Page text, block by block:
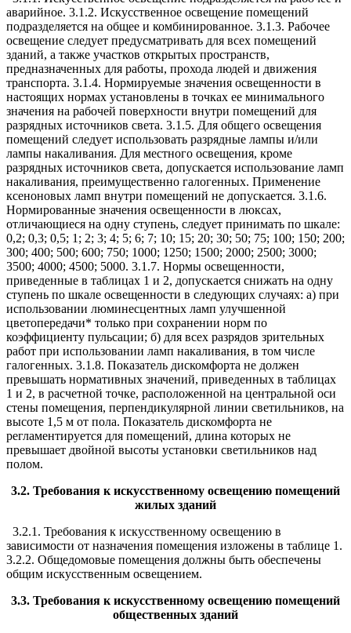
аварийное. 3.1.2. Искусственное освещение помещений
подразделяется на общее и комбинированное. 3.1.3. Рабочее
освещение следует предусматривать для всех помещений
зданий, а также участков открытых пространств,
предназначенных для работы, прохода людей и движения
транспорта. 3.1.4. Нормируемые значения освещенности в
настоящих нормах установлены в точках ее минимального
значения на рабочей поверхности внутри помещений для
разрядных источников света. 3.1.5. Для общего освещения
помещений следует использовать разрядные лампы и/или
лампы накаливания. Для местного освещения, кроме
разрядных источников света, допускается использование ламп
накаливания, преимущественно галогенных. Применение
ксеноновых ламп внутри помещений не допускается. 3.1.6.
Нормированные значения освещенности в люксах,
отличающиеся на одну ступень, следует принимать по шкале:
0,2; 0,3; 0,5; 1; 2; 3; 4; 5; 6; 7; 10; 15; 20; 30; 50; 75; 100; 150; 200;
300; 400; 500; 600; 750; 1000; 1250; 1500; 2000; 2500; 3000;
3500; 4000; 4500; 5000. 3.1.7. Нормы освещенности,
приведенные в таблицах 1 и 2, допускается снижать на одну
ступень по шкале освещенности в следующих случаях: а) при
использовании люминесцентных ламп улучшенной
цветопередачи* только при сохранении норм по
коэффициенту пульсации; б) для всех разрядов зрительных
работ при использовании ламп накаливания, в том числе
галогенных. 3.1.8. Показатель дискомфорта не должен
превышать нормативных значений, приведенных в таблицах
1 и 2, в расчетной точке, расположенной на центральной оси
стены помещения, перпендикулярной линии светильников, на
высоте 1,5 м от пола. Показатель дискомфорта не
регламентируется для помещений, длина которых не
превышает двойной высоты установки светильников над
полом.
3.2. Требования к искусственному освещению помещений
жилых зданий
3.2.1. Требования к искусственному освещению в
зависимости от назначения помещения изложены в таблице 1.
3.2.2. Общедомовые помещения должны быть обеспечены
общим искусственным освещением.
3.3. Требования к искусственному освещению помещений
общественных зданий